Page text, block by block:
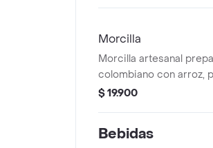
Morcilla
Morcilla artesanal
colombiano con arroz,
$ 19.900
Bebidas